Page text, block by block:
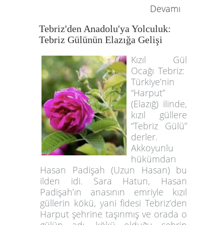
Devamı
Tebriz'den Anadolu'ya Yolculuk:
Tebriz Gülünün Elazığa Gelişi
Kızıl Gül
Ocağı Tebriz:
Türkiye’nin
“Harput”
(Elazığ) ilinde,
kızıl güllere
“Tebriz Gülü”
derler.
Akkoyunlu
hükümdarı
Hasan Padişah (Uzun Hasan) bu
ilden idi. Sara Hatun, Hasan
Padişah’ın anasının emriyle kızıl
güllerin kökü, yani fidesi Tebriz’den
Harput şehrine taşınmış ve orada o